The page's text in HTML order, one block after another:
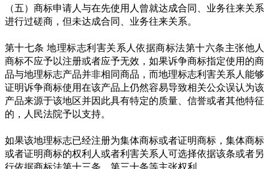
（五）商标申请人与在先使用人曾就达成合同、业务往来关系
进行过磋商，但未达成合同、业务往来关系。
第十七条 地理标志利害关系人依据商标法第十六条主张他人
商标不应予以注册或者应予无效，如果诉争商标指定使用的商
品与地理标志产品并非相同商品，而地理标志利害关系人能够
证明诉争商标使用在该产品上仍然容易导致相关公众误认为该
产品来源于该地区并因此具有特定的质量、信誉或者其他特征
的，人民法院予以支持。
如果该地理标志已经注册为集体商标或者证明商标，集体商标
或者证明商标的权利人或者利害关系人可选择依据该条或者另
行依据商标法第十三条、第三十条等主张权利。